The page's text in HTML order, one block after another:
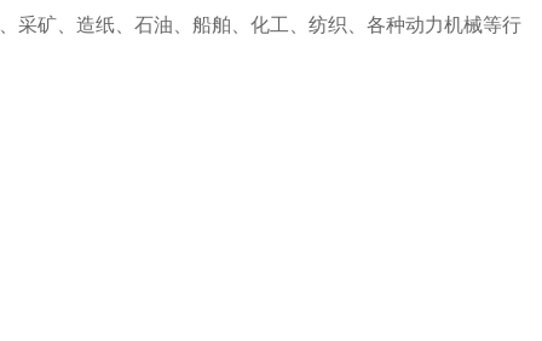
采矿、造纸、石油、船舶、化工、纺织、各种动力机械等行